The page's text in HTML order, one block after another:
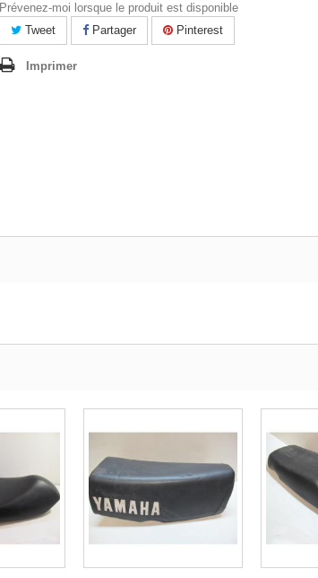
Prévenez-moi lorsque le produit est disponible
Tweet
Partager Pinterest
Imprimer